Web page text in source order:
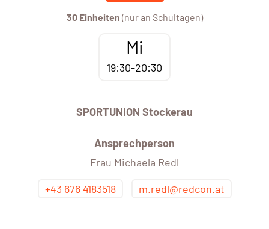
30 Einheiten (nur an Schultagen)
Mi
19:30-20:30
SPORTUNION Stockerau
Ansprechperson
Frau Michaela Redl
+43 676 4183518
m.redl@redcon.at